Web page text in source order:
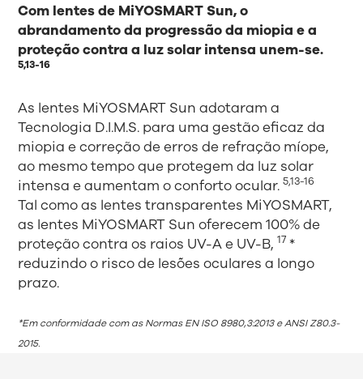
Com lentes de MiYOSMART Sun, o
abrandamento da progressão da miopia e a
proteção contra a luz solar intensa unem-se.
5,13-16
As lentes MiYOSMART Sun adotaram a
Tecnologia D.I.M.S. para uma gestão eficaz da
miopia e correção de erros de refração míope,
ao mesmo tempo que protegem da luz solar
intensa e aumentam o conforto ocular.5,13-16
Tal como as lentes transparentes MiYOSMART,
as lentes MiYOSMART Sun oferecem 100% de
proteção contra os raios UV-A e UV-B,17 *
reduzindo o risco de lesões oculares a longo
prazo.
*Em conformidade com as Normas EN ISO 8980,3:2013 e ANSI Z80.3-
2015.